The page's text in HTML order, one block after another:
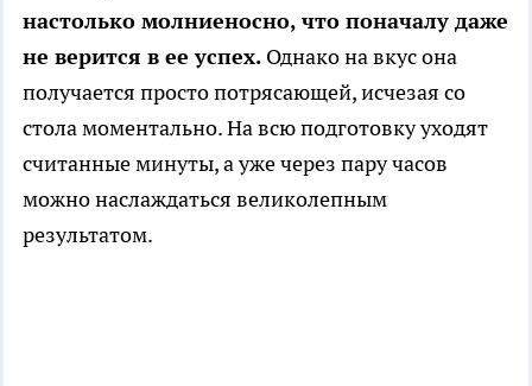
настолько молниеносно, что поначалу даже
не верится в ее успех. Однако на вкус она
получается просто потрясающей, исчезая со
стола моментально. На всю подготовку уходят
считанные минуты, а уже через пару часов
можно наслаждаться великолепным
результатом.